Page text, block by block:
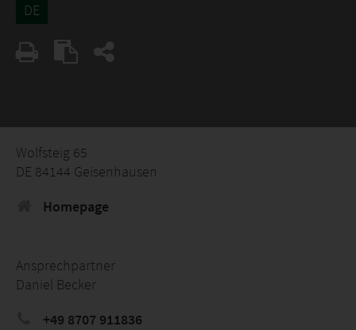
DE
Wolfsteig 65
DE 84144 Geisenhausen
Homepage
Ansprechpartner
Daniel Becker
+49 8707 911836